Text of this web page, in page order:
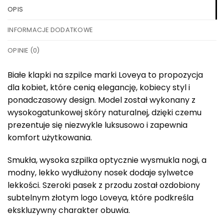
OPIS
INFORMACJE DODATKOWE
OPINIE (0)
Białe klapki na szpilce marki Loveya to propozycja
dla kobiet, które cenią elegancję, kobiecy styl i
ponadczasowy design. Model został wykonany z
wysokogatunkowej skóry naturalnej, dzięki czemu
prezentuje się niezwykle luksusowo i zapewnia
komfort użytkowania.
Smukła, wysoka szpilka optycznie wysmukla nogi, a
modny, lekko wydłużony nosek dodaje sylwetce
lekkości. Szeroki pasek z przodu został ozdobiony
subtelnym złotym logo Loveya, które podkreśla
ekskluzywny charakter obuwia.